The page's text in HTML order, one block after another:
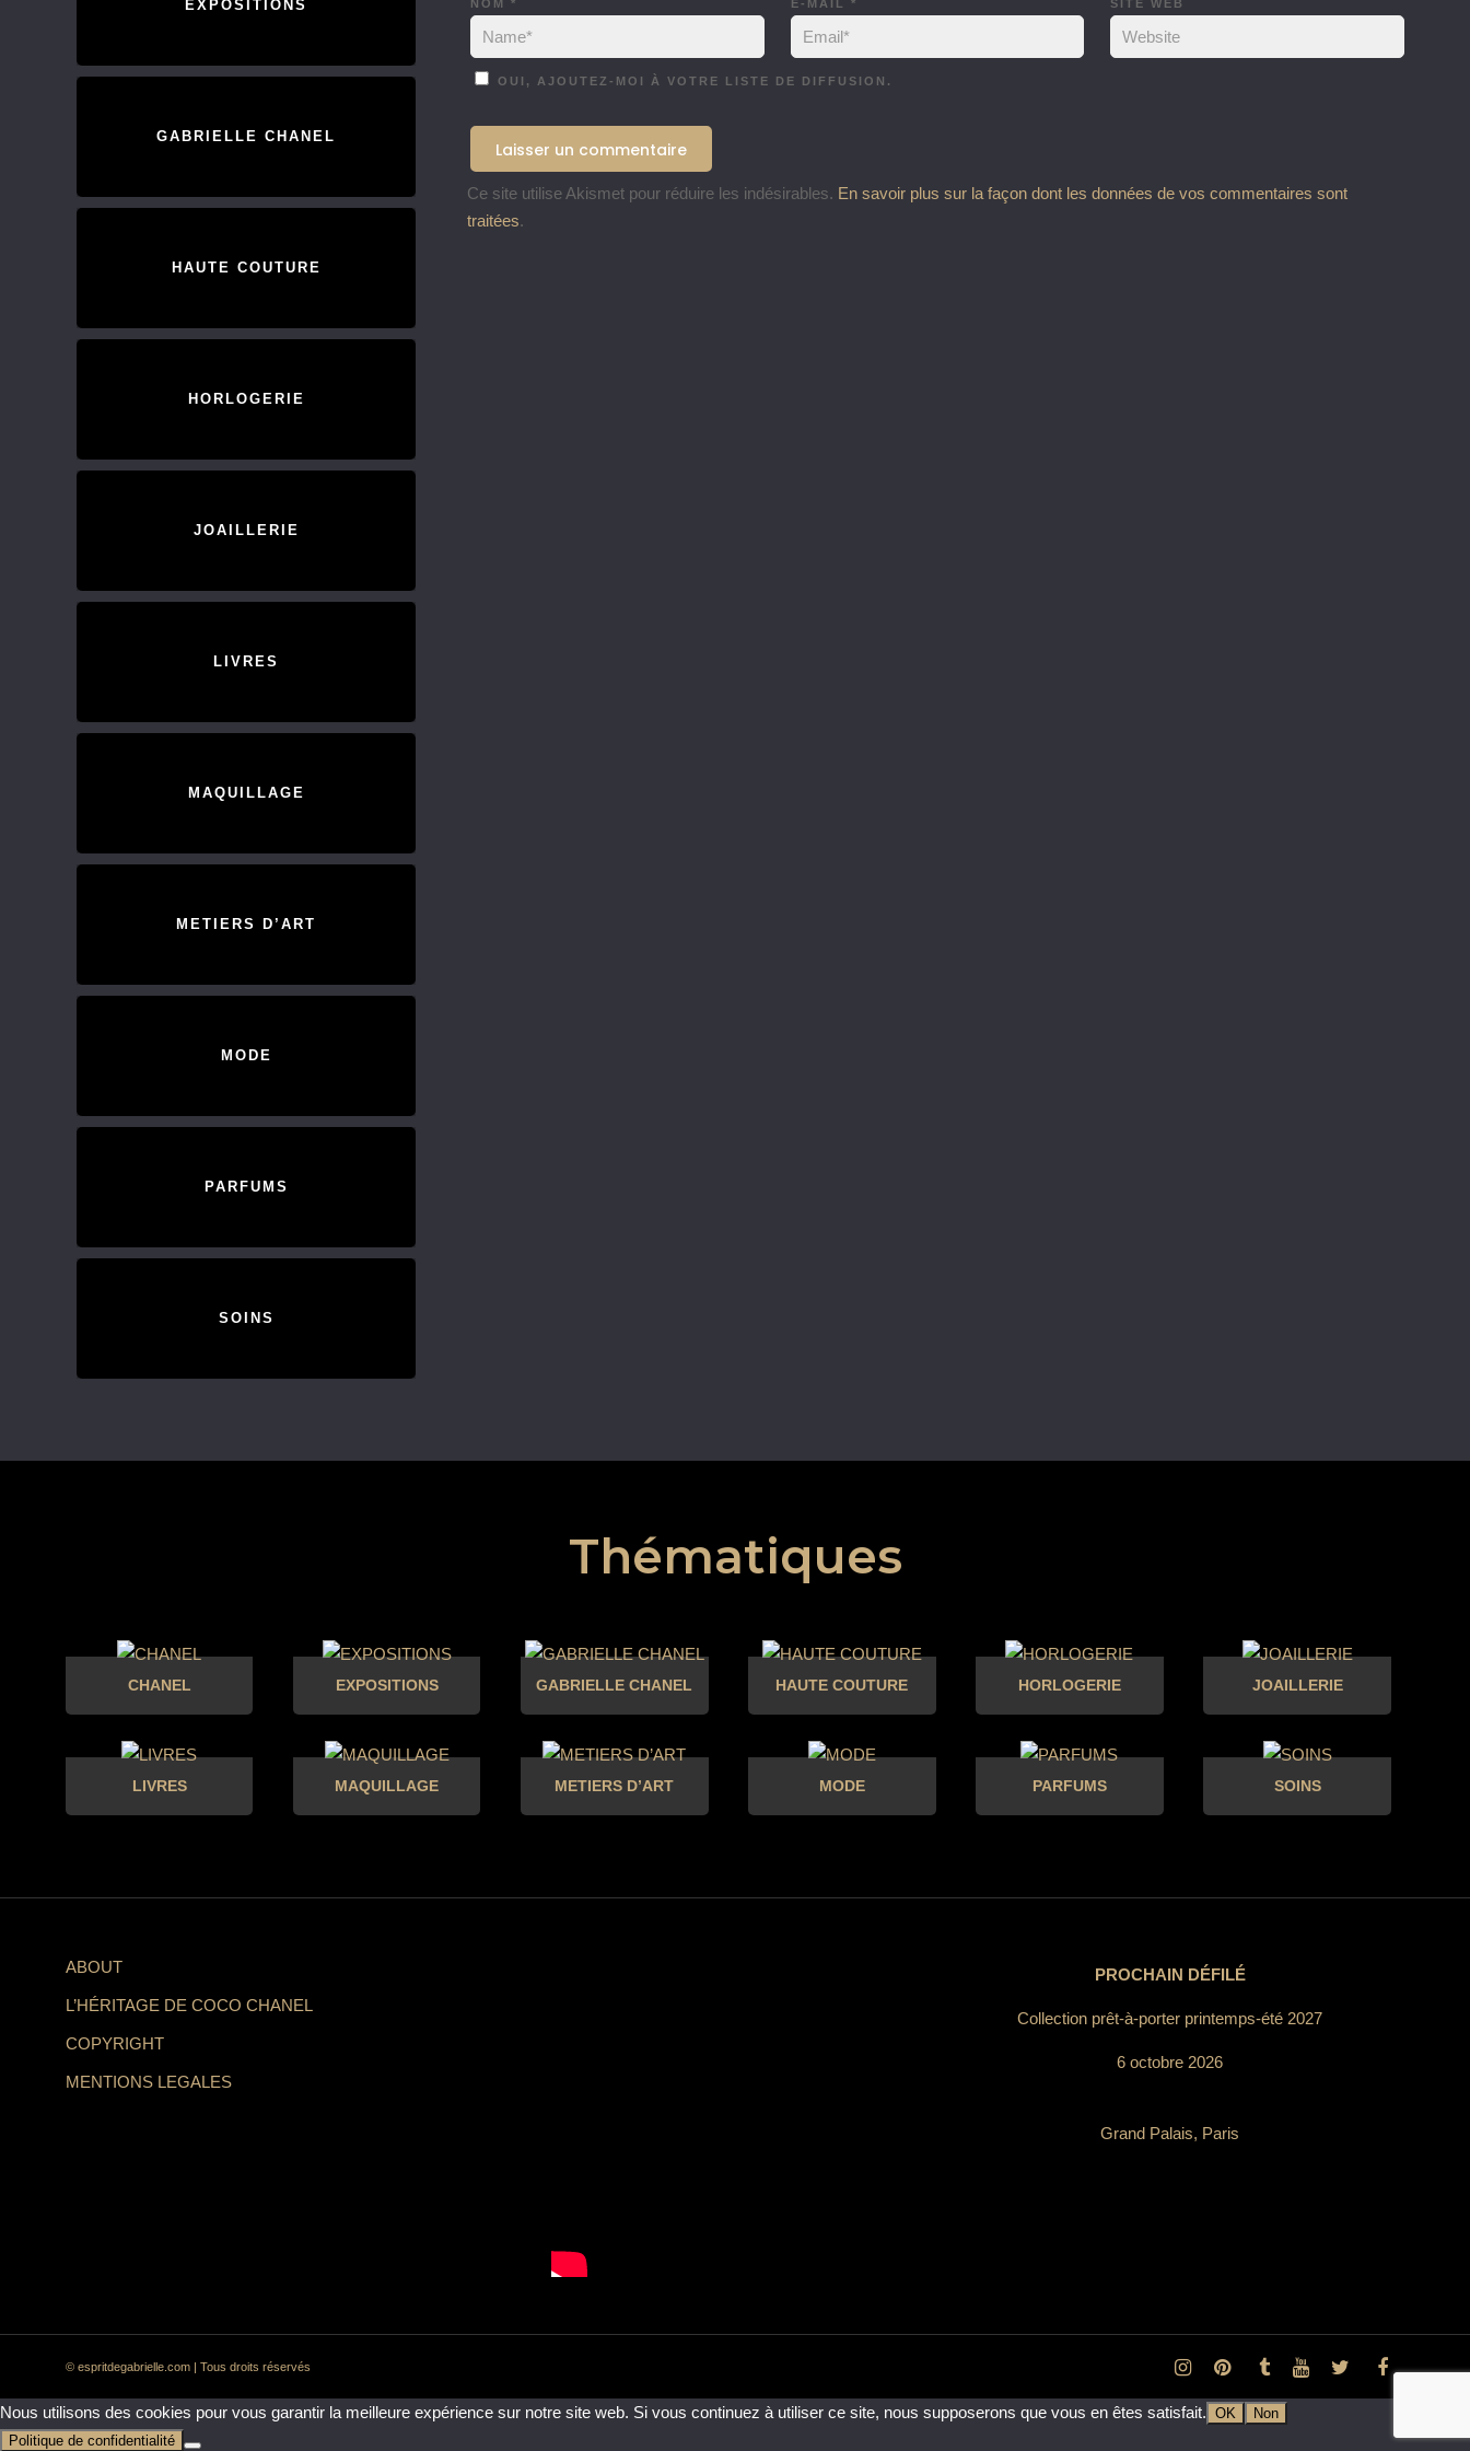
NOM * E-MAIL * SITE WEB
OUI, AJOUTEZ-MOI À VOTRE LISTE DE DIFFUSION.
Ce site utilise Akismet pour réduire les indésirables. En savoir plus sur la façon dont les données de vos commentaires sont
traitées.
EXPOSITIONS
GABRIELLE CHANEL
HAUTE COUTURE
HORLOGERIE
JOAILLERIE
LIVRES
MAQUILLAGE
METIERS D’ART
MODE
PARFUMS
SOINS
Thématiques
CHANEL EXPOSITIONS GABRIELLE CHANEL HAUTE COUTURE HORLOGERIE JOAILLERIE
LIVRES MAQUILLAGE METIERS D’ART MODE PARFUMS SOINS
ABOUT
L’HÉRITAGE DE COCO CHANEL
COPYRIGHT
MENTIONS LEGALES
PROCHAIN DÉFILÉ
Collection prêt-à-porter printemps-été 2027
6 octobre 2026
Grand Palais, Paris
© espritdegabrielle.com | Tous droits réservés
Nous utilisons des cookies pour vous garantir la meilleure expérience sur notre site web. Si vous continuez à utiliser ce site, nous supposerons que vous en êtes satisfait. OK
Non
Politique de confidentialité